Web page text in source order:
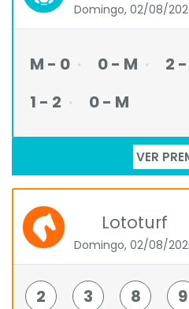
Domingo, 02/08/
M - 0 0 - M 2
1 - 2
0 - M
VER
Lototurf
Domingo, 02/08/
2 3 8 9